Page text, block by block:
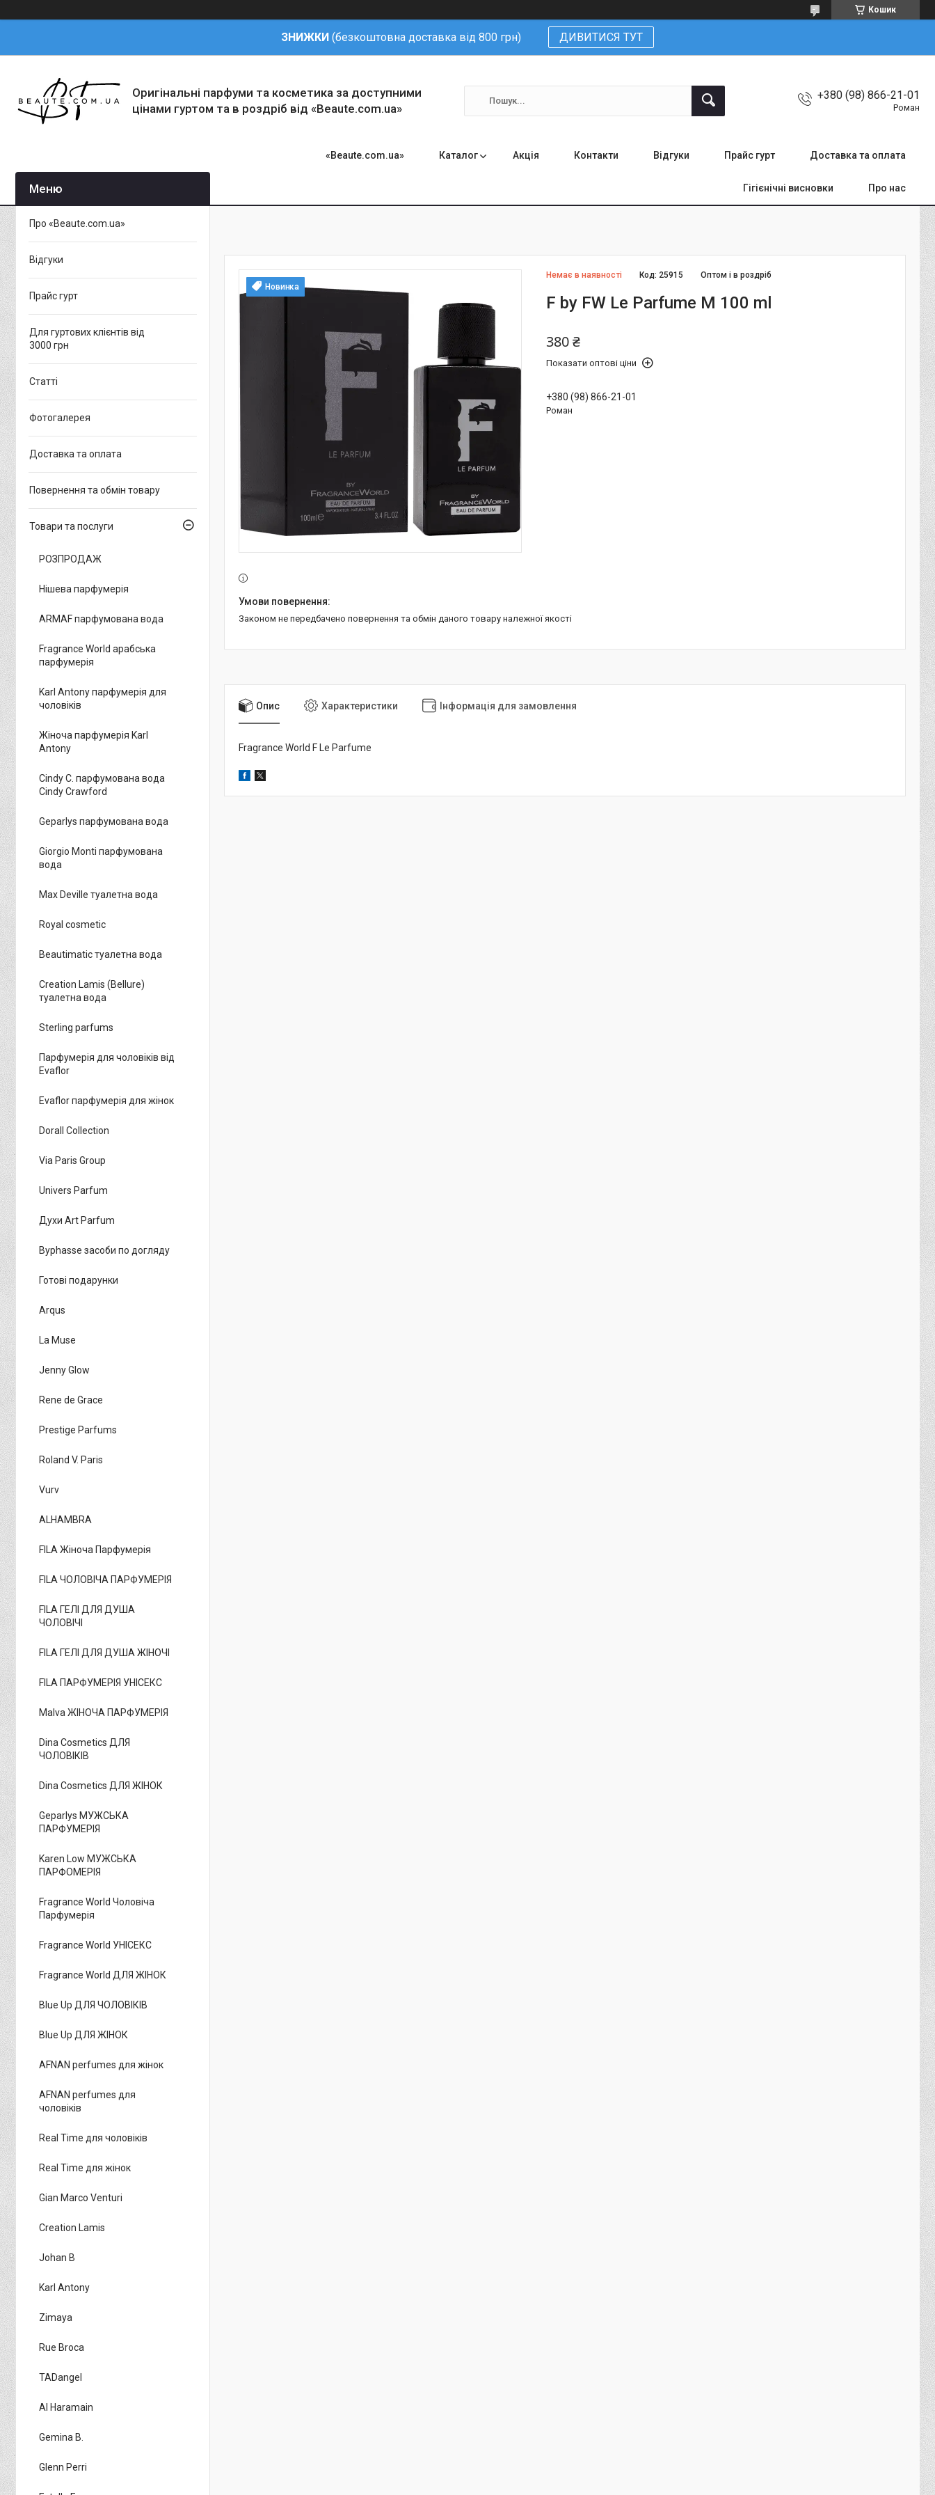
Кошик
ЗНИЖКИ (безкоштовна доставка від 800 грн) ДИВИТИСЯ ТУТ
Оригінальні парфуми та косметика за доступними
цінами гуртом та в роздріб від «Beaute.com.ua»
+380 (98) 866-21-01
Роман
«Beaute.com.ua» Каталог Акція Контакти Відгуки Прайс гурт Доставка та оплата
Гігієнічні висновки Про нас
Новинка
Немає в наявності Оптом і в роздріб
Код: 25915
F by FW Le Parfume M 100 ml
380 ₴
Показати оптові ціни
+380 (98) 866-21-01
Роман
Законом не передбачено повернення та обмін даного товару належної якості
Опис Характеристики Інформація для замовлення
Fragrance World F Le Parfume
Про «Beaute.com.ua»
Відгуки
Прайс гурт
Для гуртових клієнтів від
3000 грн
Статті
Фотогалерея
Доставка та оплата
Повернення та обмін товару
Товари та послуги
РОЗПРОДАЖ
Нішева парфумерія
ARMAF парфумована вода
Fragrance World арабська
парфумерія
Karl Antony парфумерія для
чоловіків
Жіноча парфумерія Karl
Antony
Cindy C. парфумована вода
Cindy Crawford
Geparlys парфумована вода
Giorgio Monti парфумована
вода
Max Deville туалетна вода
Royal cosmetic
Beautimatic туалетна вода
Creation Lamis (Bellure)
туалетна вода
Sterling parfums
Парфумерія для чоловіків від
Evaflor
Evaflor парфумерія для жінок
Dorall Collection
Via Paris Group
Univers Parfum
Духи Art Parfum
Byphasse засоби по догляду
Готові подарунки
Arqus
La Muse
Jenny Glow
Rene de Grace
Prestige Parfums
Roland V. Paris
Vurv
ALHAMBRA
FILA Жіноча Парфумерія
FILA ЧОЛОВІЧА ПАРФУМЕРІЯ
FILA ГЕЛІ ДЛЯ ДУША
ЧОЛОВІЧІ
FILA ГЕЛІ ДЛЯ ДУША ЖІНОЧІ
FILA ПАРФУМЕРІЯ УНІСЕКС
Malva ЖІНОЧА ПАРФУМЕРІЯ
Dina Cosmetics ДЛЯ
ЧОЛОВІКІВ
Dina Cosmetics ДЛЯ ЖІНОК
Geparlys МУЖСЬКА
ПАРФУМЕРІЯ
Karen Low МУЖСЬКА
ПАРФОМЕРІЯ
Fragrance World Чоловіча
Парфумерія
Fragrance World УНІСЕКС
Fragrance World ДЛЯ ЖІНОК
Blue Up ДЛЯ ЧОЛОВІКІВ
Blue Up ДЛЯ ЖІНОК
AFNAN perfumes для жінок
AFNAN perfumes для
чоловіків
Real Time для чоловіків
Real Time для жінок
Gian Marco Venturi
Creation Lamis
Johan B
Karl Antony
Zimaya
Rue Broca
TADangel
Al Haramain
Gemina B.
Glenn Perri